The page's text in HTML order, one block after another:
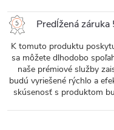
Predĺžená záruka
K tomuto produktu
sa môžete dlhodobo
naše prémiové služby
budú vyriešené rýchlo a
skúsenosť s produktom